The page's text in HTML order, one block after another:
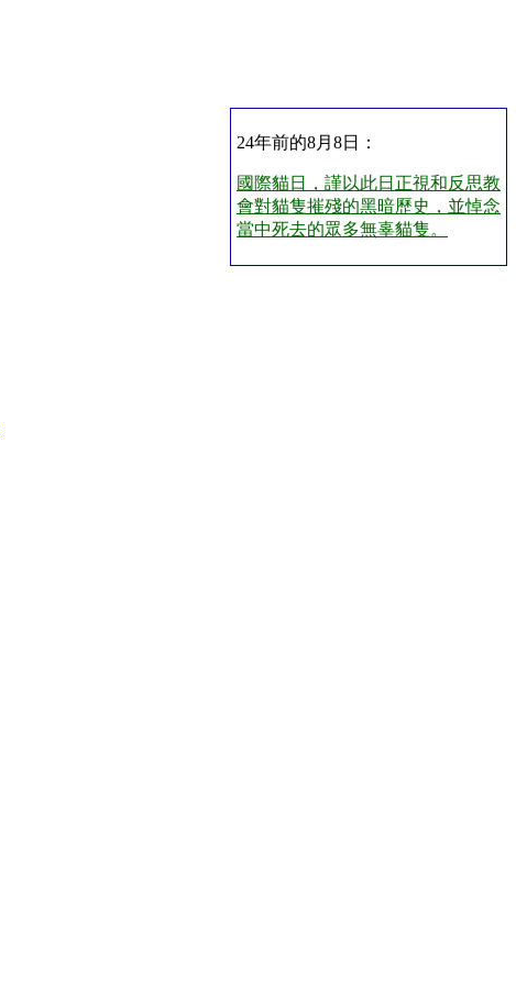
24年前的8月8日：
國際貓日，謹以此日正視和反思教
會對貓隻摧殘的黑暗歷史，並悼念
當中死去的眾多無辜貓隻。